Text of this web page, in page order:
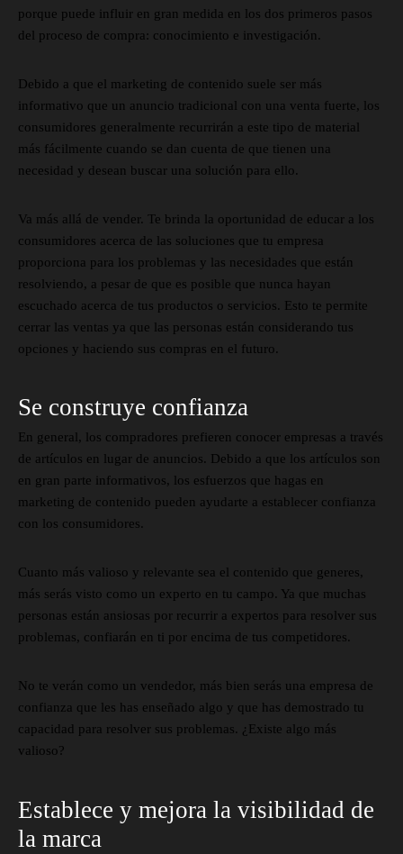
porque puede influir en gran medida en los dos primeros pasos
del proceso de compra: conocimiento e investigación.
Debido a que el marketing de contenido suele ser más
informativo que un anuncio tradicional con una venta fuerte, los
consumidores generalmente recurrirán a este tipo de material
más fácilmente cuando se dan cuenta de que tienen una
necesidad y desean buscar una solución para ello.
Va más allá de vender. Te brinda la oportunidad de educar a los
consumidores acerca de las soluciones que tu empresa
proporciona para los problemas y las necesidades que están
resolviendo, a pesar de que es posible que nunca hayan
escuchado acerca de tus productos o servicios. Esto te permite
cerrar las ventas ya que las personas están considerando tus
opciones y haciendo sus compras en el futuro.
Se construye confianza
En general, los compradores prefieren conocer empresas a través
de artículos en lugar de anuncios. Debido a que los artículos son
en gran parte informativos, los esfuerzos que hagas en
marketing de contenido pueden ayudarte a establecer confianza
con los consumidores.
Cuanto más valioso y relevante sea el contenido que generes,
más serás visto como un experto en tu campo. Ya que muchas
personas están ansiosas por recurrir a expertos para resolver sus
problemas, confiarán en ti por encima de tus competidores.
No te verán como un vendedor, más bien serás una empresa de
confianza que les has enseñado algo y que has demostrado tu
capacidad para resolver sus problemas. ¿Existe algo más
valioso?
Establece y mejora la visibilidad de
la marca